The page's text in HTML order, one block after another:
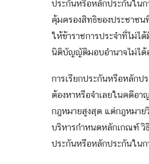
ประกันหรือหลักประกันในก
คุ้มครองสิทธิของประชาช
ให้ข้าราชการประจำที่ไม่
นิติบัญญัติมอบอำนาจไม่ได้
การเรียกประกันหรือหลักป
ต้องหาหรือจำเลยในคดีอ
กฎหมายสูงสุด แต่กฎหมาย
บริหารกำหนดหลักเกณฑ์ วิ
ประกันหรือหลักประกันใน